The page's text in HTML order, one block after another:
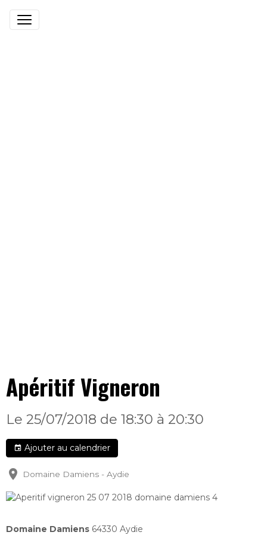
Apéritif Vigneron
Le 25/07/2018 de 18:30 à 20:30
Ajouter au calendrier
Domaine Damiens - Aydie
Domaine Damiens 64330 Aydie